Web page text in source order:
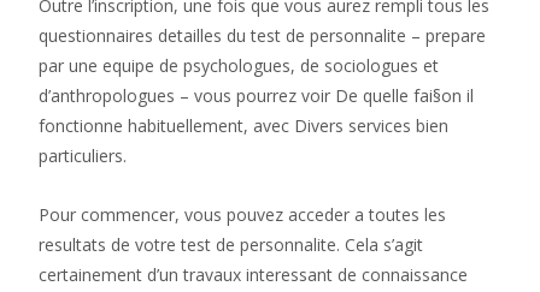
Outre l’inscription, une fois que vous aurez rempli tous les
questionnaires detailles du test de personnalite – prepare
par une equipe de psychologues, de sociologues et
d’anthropologues – vous pourrez voir De quelle fai§on il
fonctionne habituellement, avec Divers services bien
particuliers.
Pour commencer, vous pouvez acceder a toutes les
resultats de votre test de personnalite. Cela s’agit
certainement d’un travaux interessant de connaissance